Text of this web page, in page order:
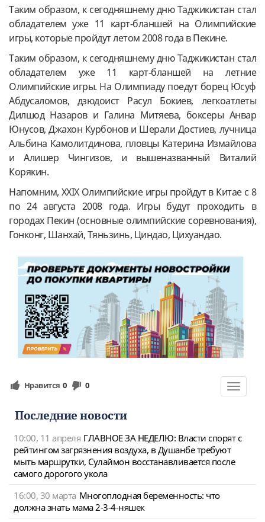
Таким образом, к сегодняшнему дню Таджикистан стал
обладателем уже 11 карт-бланшей на Олимпийские
игры, которые пройдут летом 2008 года в Пекине.
Таким образом, к сегодняшнему дню Таджикистан стал
обладателем уже 11 карт-бланшей на летние
Олимпийские игры. На Олимпиаду поедут борец Юсуф
Абдусаломов, дзюдоист Расул Бокиев, легкоатлеты
Дилшод Назаров и Галина Митяева, боксеры Анвар
Юнусов, Джахон Курбонов и Шерали Достиев, лучница
Альбина Камолитдинова, пловцы Катерина Измайлова
и Алишер Чингизов, и вышеназванный Виталий
Корякин.
Напомним, XXIX Олимпийские игры пройдут в Китае с 8
по 24 августа 2008 года. Игры будут проходить в
городах Пекин (основные олимпийские соревнования),
Гонконг, Шанхай, Тяньзинь, Циндао, Цихуандао.
Toggle
Нравится 0 0
Последние новости
10:00, 11 апреля ГЛАВНОЕ ЗА НЕДЕЛЮ: Власти спорят с
рейтингом загрязнения воздуха, в Душанбе требуют
мыть маршрутки, Сулаймон восстанавливается после
самого дорогого укола
16:00, 30 марта Многоплодная беременность: что
должна знать мама 2-3-4-няшек